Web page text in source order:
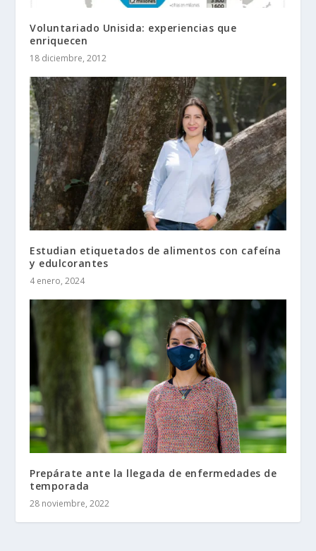
Voluntariado Unisida: experiencias que
enriquecen
18 diciembre, 2012
Estudian etiquetados de alimentos con cafeína
y edulcorantes
4 enero, 2024
Prepárate ante la llegada de enfermedades de
temporada
28 noviembre, 2022